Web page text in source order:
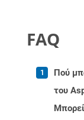
FAQ
Πού
του